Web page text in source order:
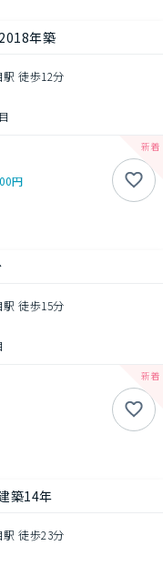
年築
徒歩12分
円
徒歩15分
築14年
徒歩23分